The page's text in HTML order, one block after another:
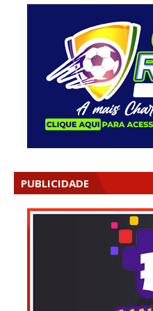
PUBLICIDADE